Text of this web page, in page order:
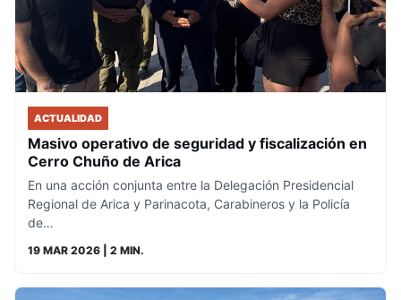
ACTUALIDAD
Masivo operativo de seguridad y fiscalización en
Cerro Chuño de Arica
En una acción conjunta entre la Delegación Presidencial
Regional de Arica y Parinacota, Carabineros y la Policía
de…
19 MAR 2026 | 2 MIN.